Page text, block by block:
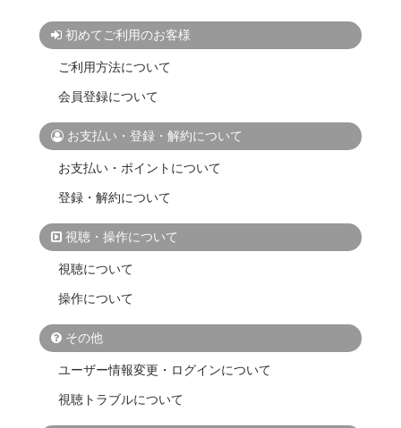
初めてご利用のお客様
ご利用方法について
会員登録について
お支払い・登録・解約について
お支払い・ポイントについて
登録・解約について
視聴・操作について
視聴について
操作について
その他
ユーザー情報変更・ログインについて
視聴トラブルについて